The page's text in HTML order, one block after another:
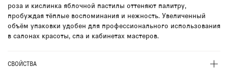
роза и кислинка яблочной пастилы оттеняют палитру,
пробуждая тёплые воспоминания и нежность. Увеличенный
объём упаковки удобен для профессионального использования
в салонах красоты, спа и кабинетах мастеров.
СВОЙСТВА